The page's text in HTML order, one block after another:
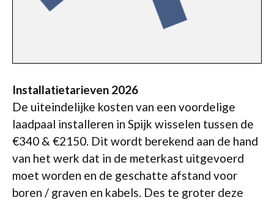
Installatietarieven 2026
De uiteindelijke kosten van een voordelige
laadpaal installeren in Spijk wisselen tussen de
€340 & €2150. Dit wordt berekend aan de hand
van het werk dat in de meterkast uitgevoerd
moet worden en de geschatte afstand voor
boren / graven en kabels. Des te groter deze